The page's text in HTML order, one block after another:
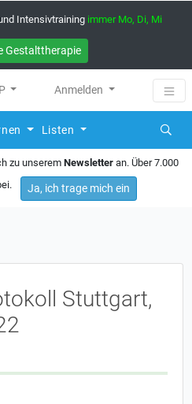
Intensivtraining immer Mo, Di, Mi
Gestalttherapie
Anmelden
Listen
zu unserem Newsletter an. Über 7.000
Ja, ich trage mich ein
Stuttgart,